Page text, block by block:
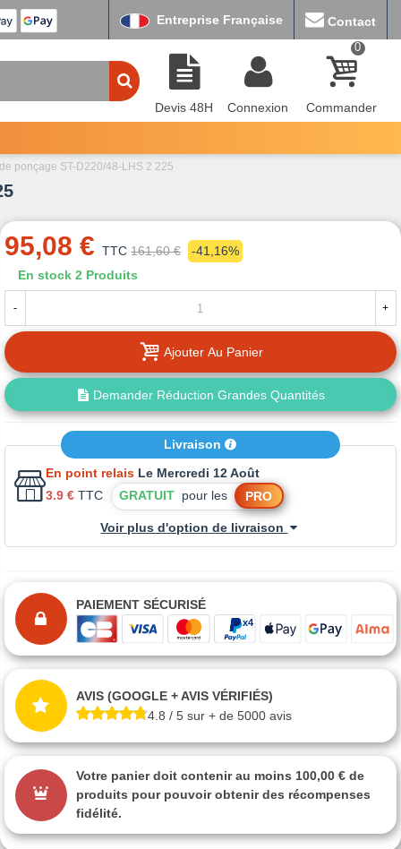
Entreprise Française Contact
Devis 48H Connexion
0
Commander
ponçage ST-D220/48-LHS 2 225
95,08 € TTC 161,60 €
-41,16%
En stock 2 Produits
- +
Ajouter Au Panier
Demander Réduction Grandes Quantités
Livraison
En point relais Le Mercredi 12 Août
3.9 € TTC GRATUITpour les PRO
Voir plus d'option de livraison
PAIEMENT SÉCURISÉ
AVIS (GOOGLE + AVIS VÉRIFIÉS)
4.8 / 5 sur + de 5000 avis
Votre panier doit contenir au moins 100,00 € de
produits pour pouvoir obtenir des récompenses
fidélité.